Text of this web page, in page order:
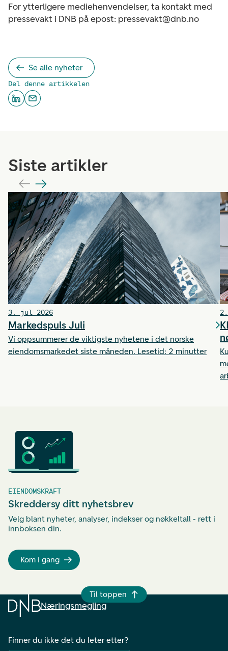
For ytterligere mediehenvendelser, ta kontakt med
pressevakt i DNB på epost: pressevakt@dnb.no
Se alle nyheter
Del denne artikkelen
Siste artikler
3. jul 2026
Markedspuls Juli
Vi oppsummerer de viktigste nyhetene i det norske
eiendomsmarkedet siste måneden. Lesetid: 2 minutter
EIENDOMSKRAFT
Skreddersy ditt nyhetsbrev
Velg blant nyheter, analyser, indekser og nøkkeltall - rett i
innboksen din.
Kom i gang
Til toppen
Næringsmegling
Finner du ikke det du leter etter?